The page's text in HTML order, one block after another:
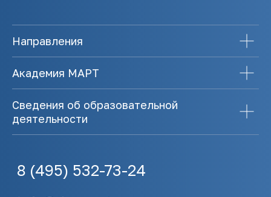
Направления
Академия МАРТ
Сведения об образовательной
деятельности